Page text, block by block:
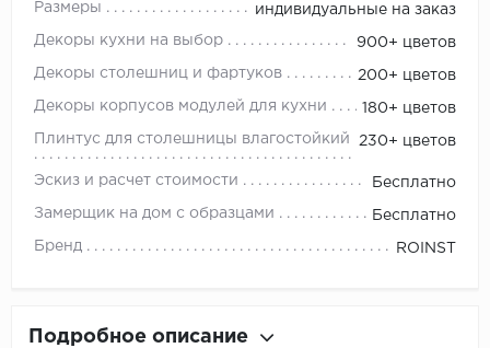
Размеры индивидуальные на заказ
Декоры кухни на выбор 900+ цветов
Декоры столешниц и фартуков 200+ цветов
Декоры корпусов модулей для кухни 180+ цветов
Плинтус для столешницы влагостойкий 230+ цветов
Эскиз и расчет стоимости Бесплатно
Замерщик на дом с образцами Бесплатно
Бренд ROINST
Подробное описание